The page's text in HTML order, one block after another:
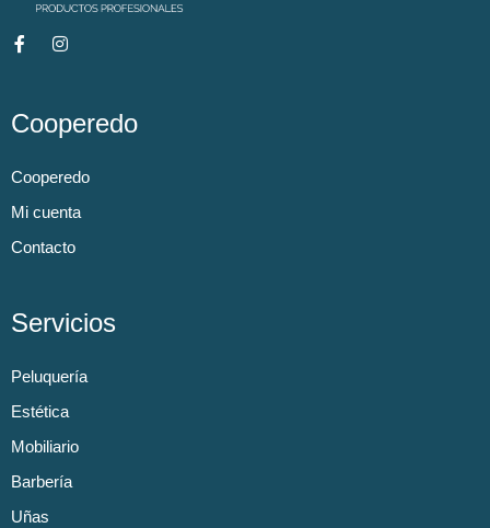
Cooperedo
Cooperedo
Mi cuenta
Contacto
Servicios
Peluquería
Estética
Mobiliario
Barbería
Uñas